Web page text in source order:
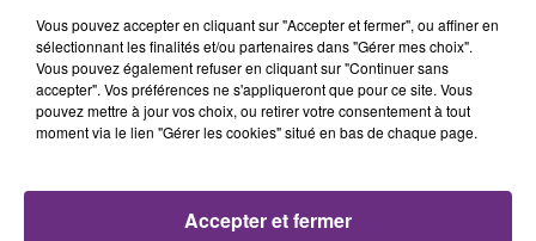
nucléaire ardennaise est à l'arrêt. Une situation
justifiée par la sécheresse intense qui est toujours
présente.
Vous pouvez accepter en cliquant sur "Accepter et fermer", ou affiner en
sélectionnant les finalités et/ou partenaires dans "Gérer mes choix".
Vous pouvez également refuser en cliquant sur "Continuer sans
accepter". Vos préférences ne s'appliqueront que pour ce site. Vous
pouvez mettre à jour vos choix, ou retirer votre consentement à tout
moment via le lien "Gérer les cookies" situé en bas de chaque page.
Accepter et fermer